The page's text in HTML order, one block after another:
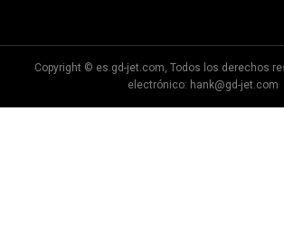
Copyright © es.gd-jet.com, Todos los derechos
electrónico: hank@gd-jet.com